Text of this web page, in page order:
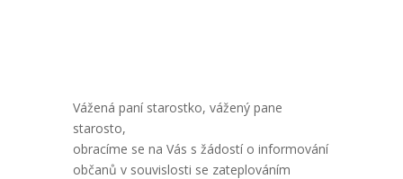
Vážená paní starostko, vážený pane
starosto,
obracíme se na Vás s žádostí o informování
občanů v souvislosti se zateplováním